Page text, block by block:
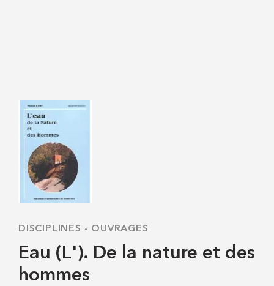
DISCIPLINES - OUVRAGES
Eau (L'). De la nature et des
hommes